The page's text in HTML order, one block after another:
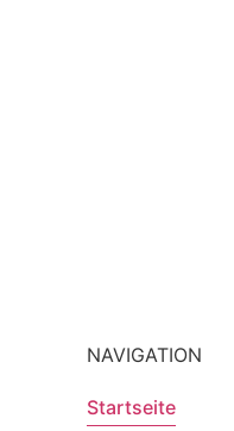
NAVIGATION
Startseite